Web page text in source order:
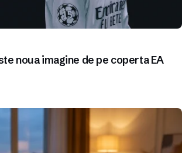
noua imagine de pe coperta EA